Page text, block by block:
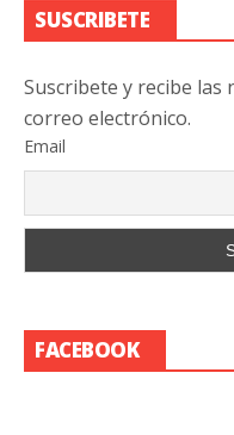
SUSCRIBETE
Suscribete y recibe las
correo electrónico.
Email
FACEBOOK